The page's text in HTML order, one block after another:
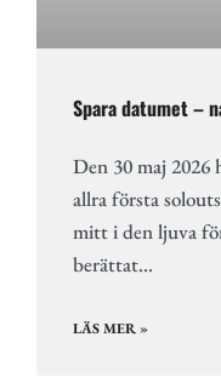
Spara datumet –
Den 30 maj 2026
allra första
mitt i den ljuva
berättat…
LÄS MER »